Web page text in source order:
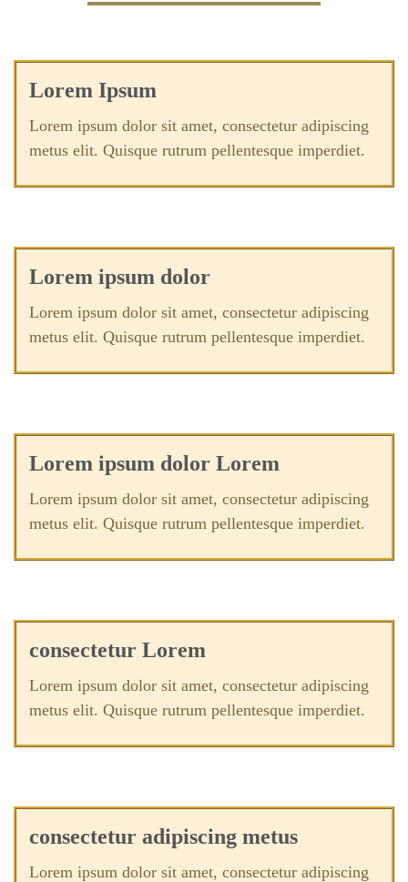
Lorem Ipsum
Lorem ipsum dolor sit amet, consectetur adipiscing
metus elit. Quisque rutrum pellentesque imperdiet.
Lorem ipsum dolor
Lorem ipsum dolor sit amet, consectetur adipiscing
metus elit. Quisque rutrum pellentesque imperdiet.
Lorem ipsum dolor Lorem
Lorem ipsum dolor sit amet, consectetur adipiscing
metus elit. Quisque rutrum pellentesque imperdiet.
consectetur Lorem
Lorem ipsum dolor sit amet, consectetur adipiscing
metus elit. Quisque rutrum pellentesque imperdiet.
consectetur adipiscing metus
Lorem ipsum dolor sit amet, consectetur adipiscing